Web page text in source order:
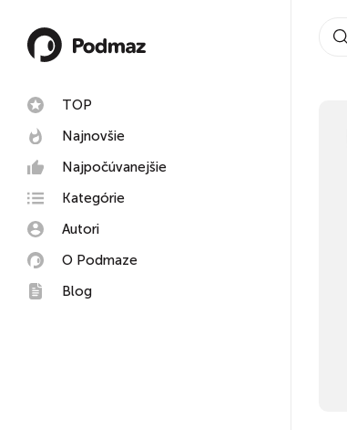
TOP
Najnovšie
Najpočúvanejšie
Kategórie
Autori
O Podmaze
Blog